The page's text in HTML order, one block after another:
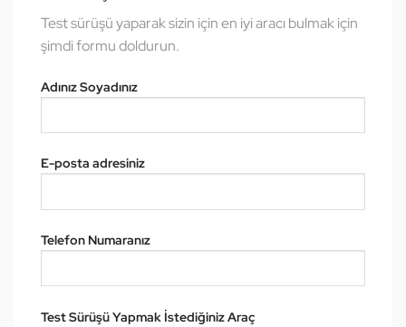
Test sürüşü yaparak sizin için en iyi aracı bulmak için
şimdi formu doldurun.
Adınız Soyadınız
E-posta adresiniz
Telefon Numaranız
Test Sürüşü Yapmak İstediğiniz Araç